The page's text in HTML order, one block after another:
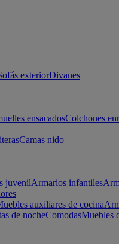
exteriorDivanes
ensacadosColchones
Camas nido
juvenilArmarios infantiles
auxiliares de cocina
de nocheComodasMuebles